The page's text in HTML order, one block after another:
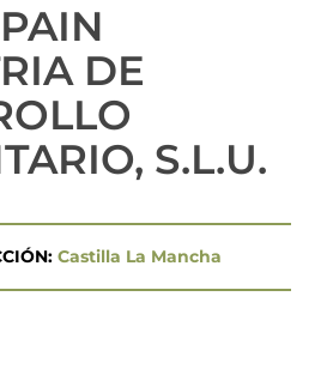
DE
S.L.U.
Castilla La Mancha